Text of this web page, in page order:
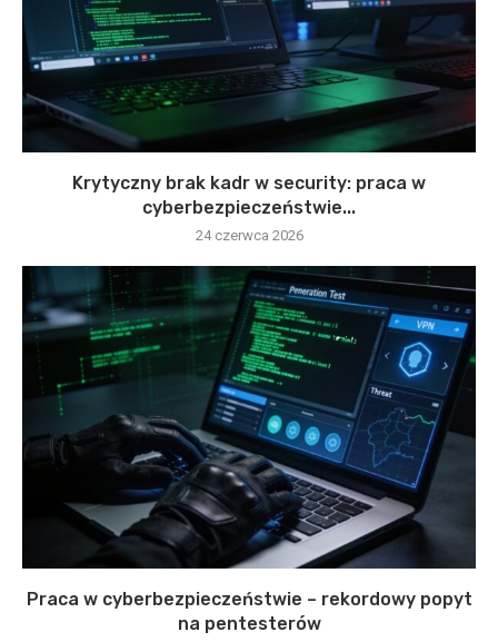
Krytyczny brak kadr w security: praca w
cyberbezpieczeństwie...
24 czerwca 2026
Praca w cyberbezpieczeństwie – rekordowy popyt
na pentesterów